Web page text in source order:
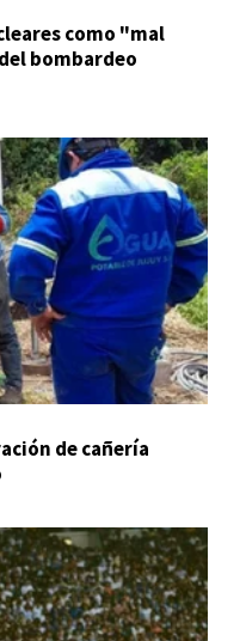
como "mal
bombardeo
de cañería